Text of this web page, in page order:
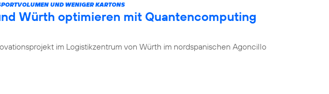
UND WENIGER KARTONS
Würth optimieren mit Quantencomputing
im Logistikzentrum von Würth im nordspanischen Agoncillo